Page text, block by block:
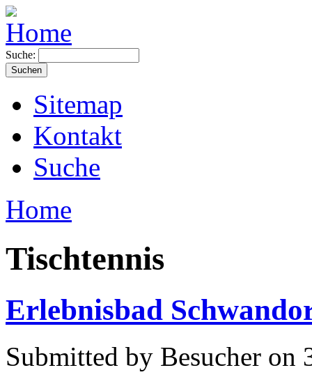
Suche:
Sitemap
Kontakt
Suche
Home
Tischtennis
Erlebnisbad
Submitted by Besucher on